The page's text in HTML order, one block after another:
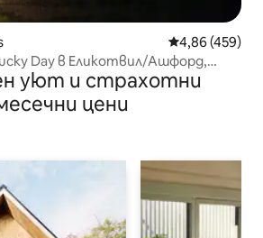
Средна
4,86 (459)
Day в Еликотвил/Ашфорд,
уют и страхотни
цени